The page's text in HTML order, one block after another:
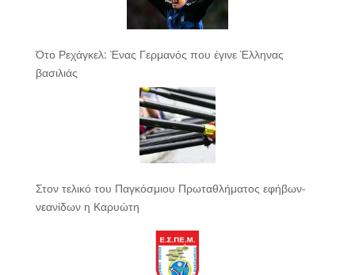
Ότο Ρεχάγκελ: Ένας Γερμανός που έγινε Έλληνας
βασιλιάς
Στον τελικό του Παγκόσμιου Πρωταθλήματος εφήβων-
νεανίδων η Καρυώτη